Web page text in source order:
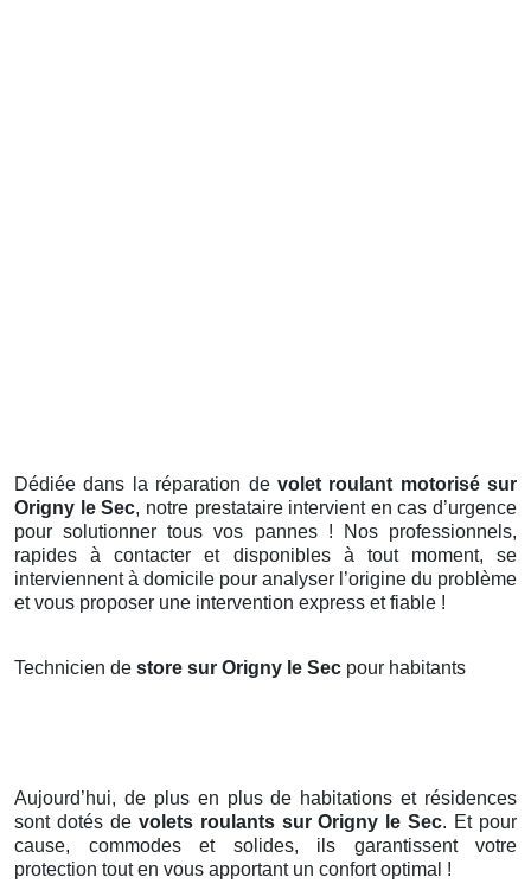
Dédiée dans la réparation de volet roulant motorisé sur
Origny le Sec, notre prestataire intervient en cas d’urgence
pour solutionner tous vos pannes ! Nos professionnels,
rapides à contacter et disponibles à tout moment, se
interviennent à domicile pour analyser l’origine du problème
et vous proposer une intervention express et fiable !
Technicien de store sur Origny le Sec pour habitants
Aujourd’hui, de plus en plus de habitations et résidences
sont dotés de volets roulants sur Origny le Sec. Et pour
cause, commodes et solides, ils garantissent votre
protection tout en vous apportant un confort optimal !